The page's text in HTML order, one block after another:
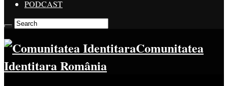
PODCAST
Comunitatea
Identitara România